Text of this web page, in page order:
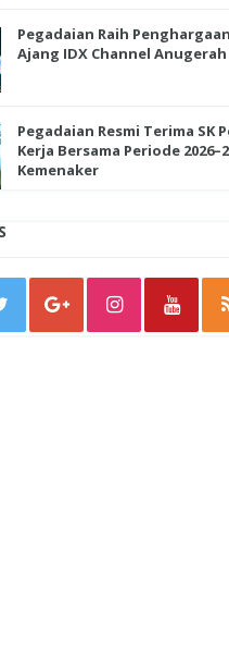
Pegadaian Raih
Ajang IDX Channel Anugerah
Pegadaian Resmi Terima SK
Kerja Bersama Periode
Kemenaker